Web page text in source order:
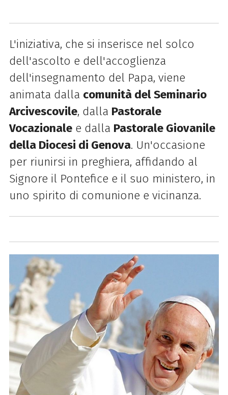
L'iniziativa, che si inserisce nel solco
dell'ascolto e dell'accoglienza
dell'insegnamento del Papa, viene
animata dalla comunità del Seminario
Arcivescovile, dalla Pastorale
Vocazionalee dalla Pastorale Giovanile
della Diocesi di Genova. Un'occasione
per riunirsi in preghiera, affidando al
Signore il Pontefice e il suo ministero, in
uno spirito di comunione e vicinanza.